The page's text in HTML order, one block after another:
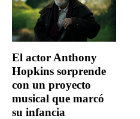
El actor Anthony
Hopkins sorprende
con un proyecto
musical que marcó
su infancia